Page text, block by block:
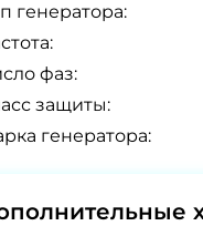
генератора:
фаз:
защиты:
генератора: